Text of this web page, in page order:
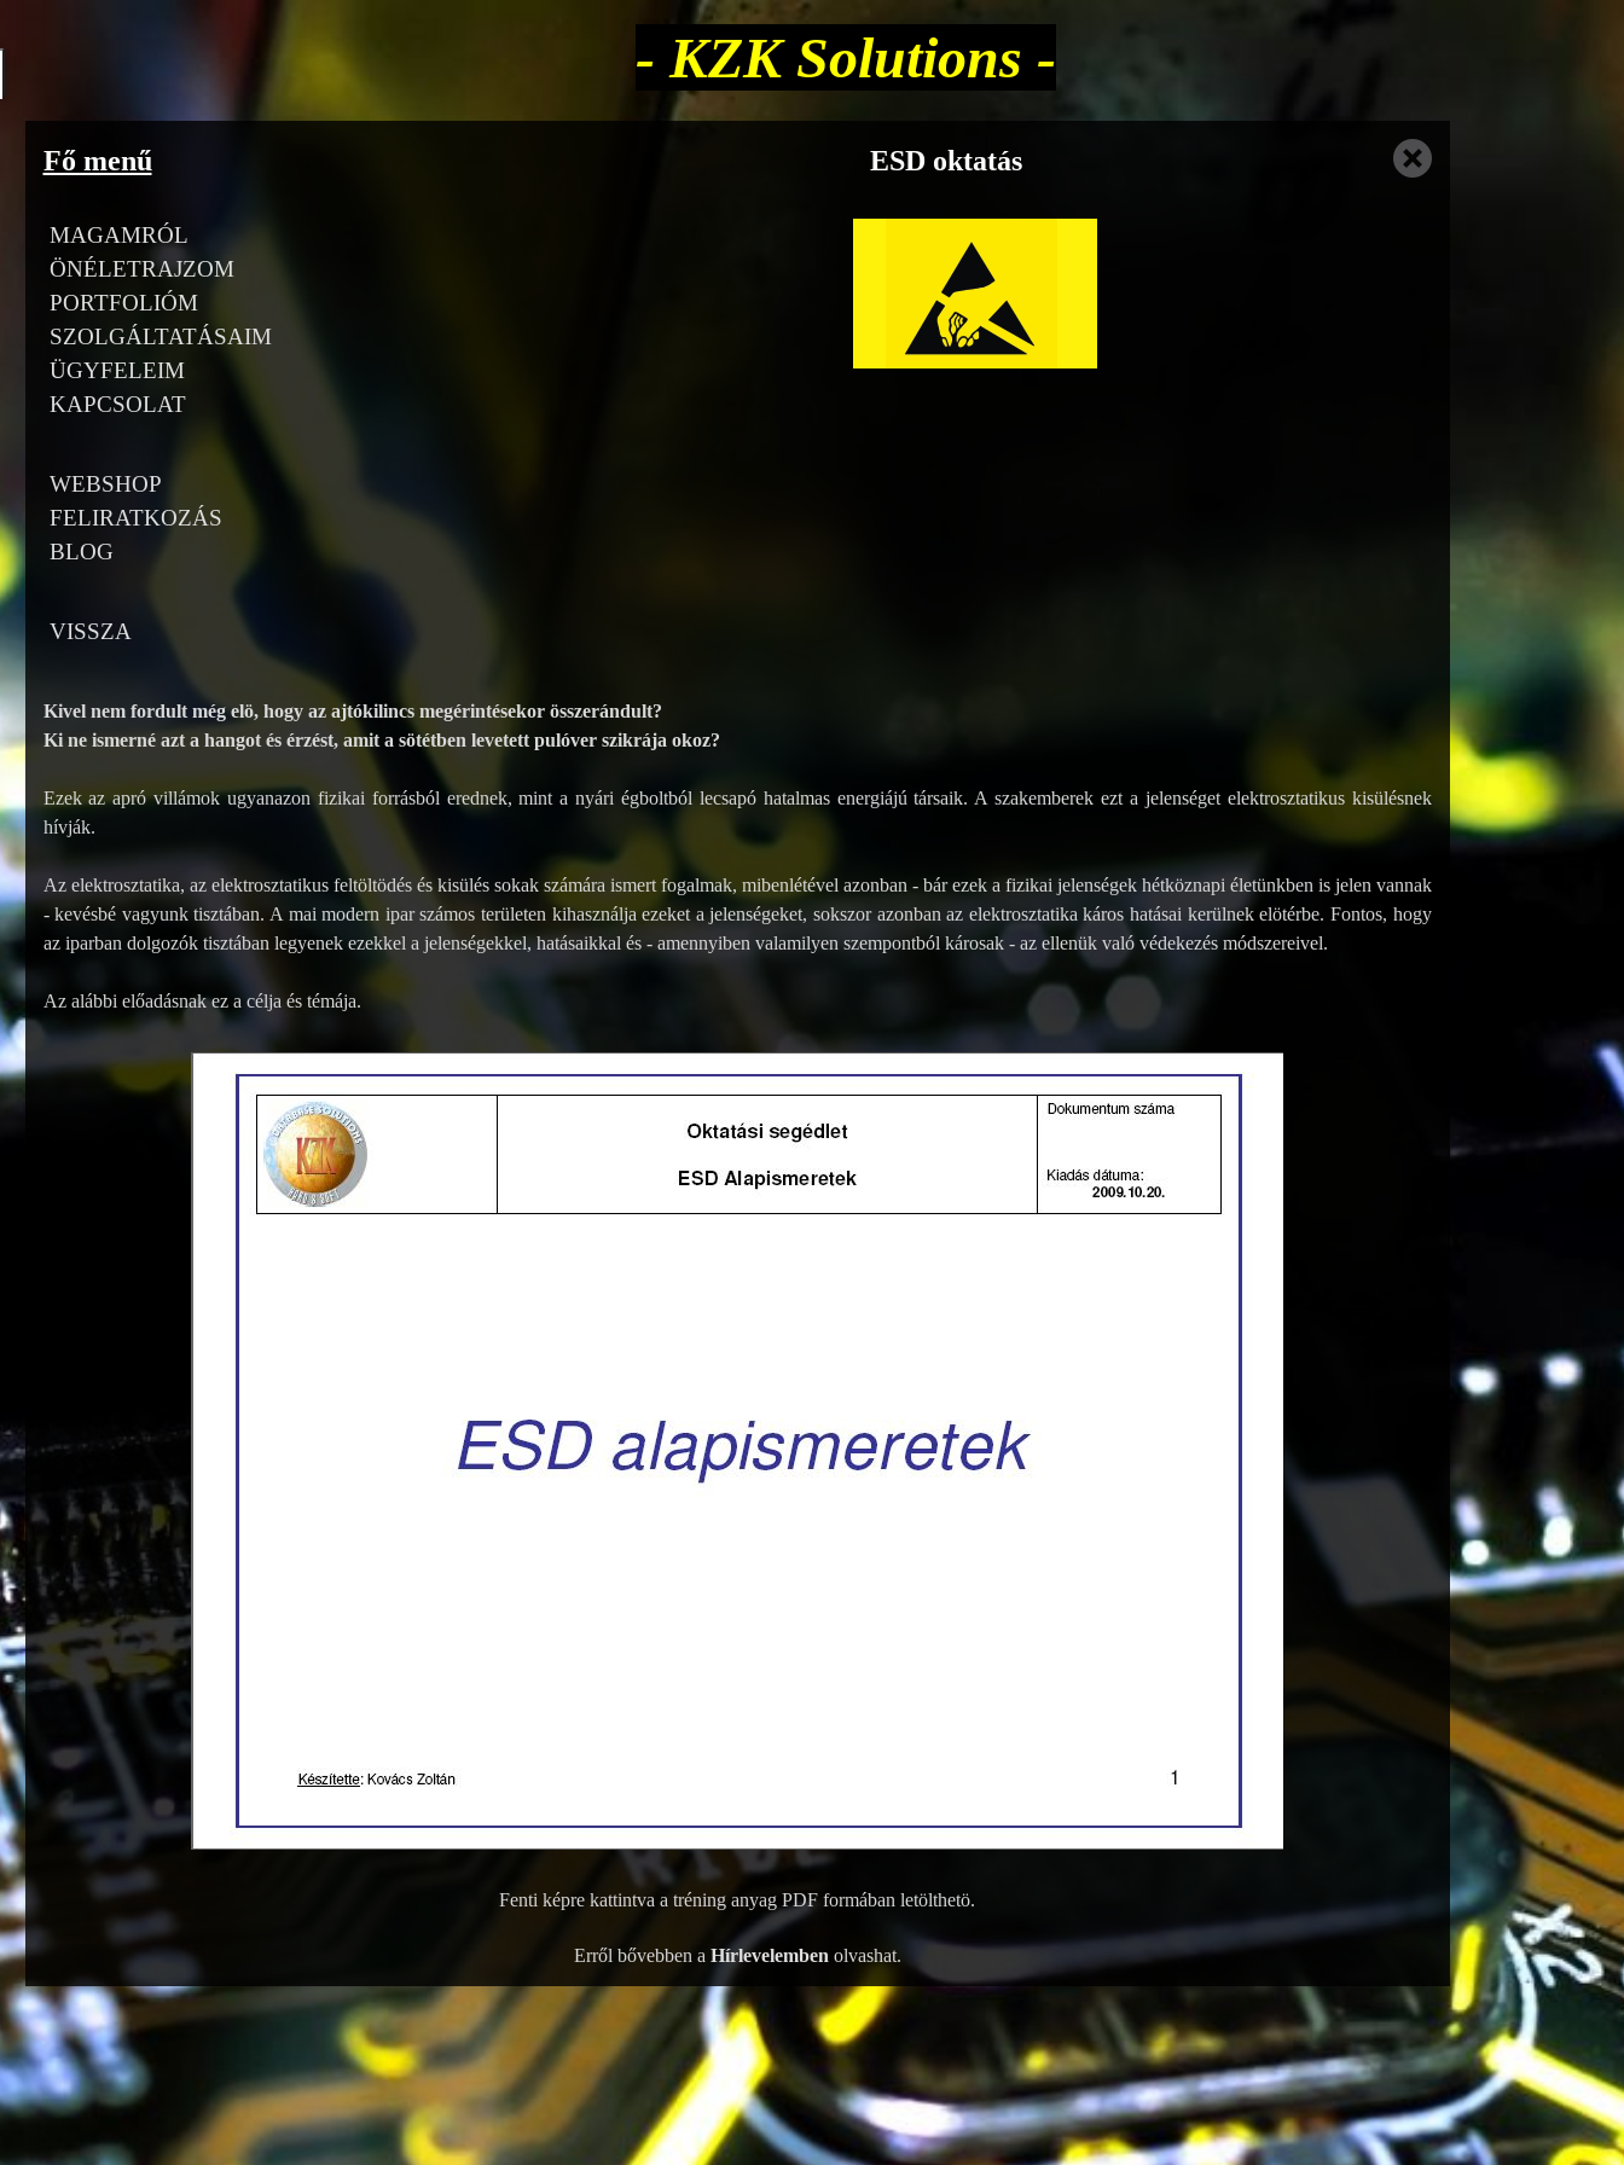
- KZK Solutions -
Fő menű ESD oktatás
MAGAMRÓL
ÖNÉLETRAJZOM
PORTFOLIÓM
SZOLGÁLTATÁSAIM
ÜGYFELEIM
KAPCSOLAT
WEBSHOP
FELIRATKOZÁS
BLOG
VISSZA
Kivel nem fordult még elö, hogy az ajtókilincs megérintésekor összerándult?
Ki ne ismerné azt a hangot és érzést, amit a sötétben levetett pulóver szikrája okoz?
Ezek az apró villámok ugyanazon fizikai forrásból erednek, mint a nyári égboltból lecsapó hatalmas energiájú társaik. A szakemberek ezt a jelenséget elektrosztatikus kisülésnek
hívják.
Az elektrosztatika, az elektrosztatikus feltöltödés és kisülés sokak számára ismert fogalmak, mibenlétével azonban - bár ezek a fizikai jelenségek hétköznapi életünkben is jelen vannak
- kevésbé vagyunk tisztában. A mai modern ipar számos területen kihasználja ezeket a jelenségeket, sokszor azonban az elektrosztatika káros hatásai kerülnek elötérbe. Fontos, hogy
az iparban dolgozók tisztában legyenek ezekkel a jelenségekkel, hatásaikkal és - amennyiben valamilyen szempontból károsak - az ellenük való védekezés módszereivel.
Az alábbi előadásnak ez a célja és témája.
Fenti képre kattintva a tréning anyag PDF formában letölthetö.
Erről bővebben a Hírlevelemben olvashat.